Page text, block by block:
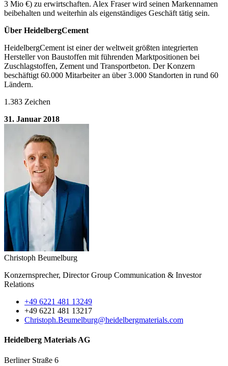
3 Mio €) zu erwirtschaften. Alex Fraser wird seinen Markennamen
beibehalten und weiterhin als eigenständiges Geschäft tätig sein.
Über HeidelbergCement
HeidelbergCement ist einer der weltweit größten integrierten
Hersteller von Baustoffen mit führenden Marktpositionen bei
Zuschlagstoffen, Zement und Transportbeton. Der Konzern
beschäftigt 60.000 Mitarbeiter an über 3.000 Standorten in rund 60
Ländern.
1.383 Zeichen
31. Januar 2018
Christoph Beumelburg
Konzernsprecher, Director Group Communication & Investor
Relations
+49 6221 481 13249
+49 6221 481 13217
Christoph.Beumelburg​@heidelbergmaterials.com
Heidelberg Materials AG
Berliner Straße 6